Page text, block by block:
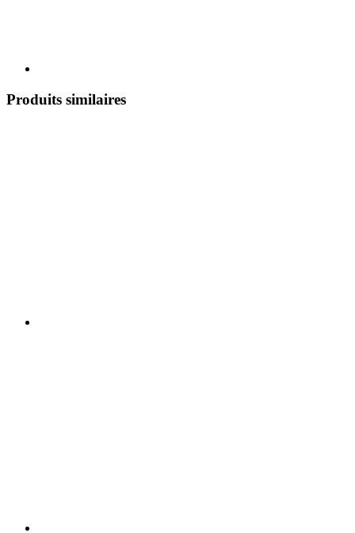
Produits similaires